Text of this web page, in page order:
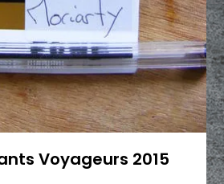
Voyageurs 2015